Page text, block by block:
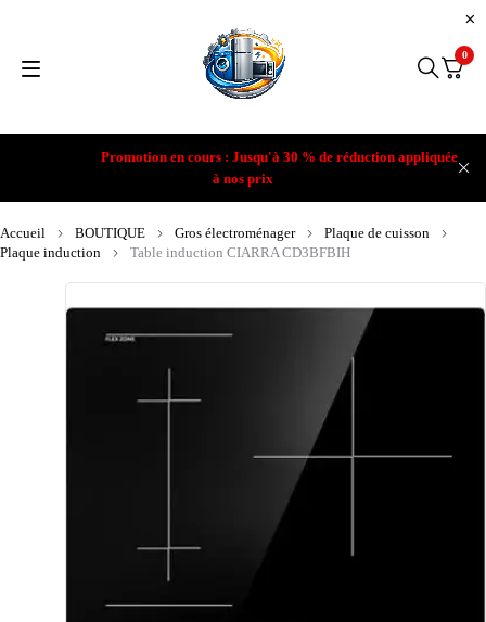
Promotion en cours : Jusqu'à 30 % de réduction appliquée
à nos prix
0
Accueil BOUTIQUE Gros électroménager
Plaque de cuisson
Plaque induction
Table induction CIARRA CD3BFBIH